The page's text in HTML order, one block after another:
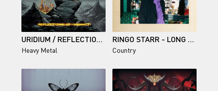
URIDIUM / REFLECTIONS OF INSANITY
Heavy Metal
RINGO STARR - LONG LONG ROAD
Country